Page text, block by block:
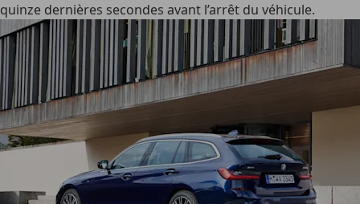
quinze dernières secondes avant l’arrêt du véhicule.